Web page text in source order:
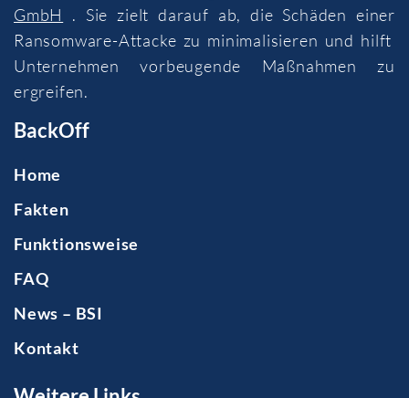
GmbH
. Sie zielt darauf ab, die Schäden einer
Ransomware-Attacke zu minimalisieren und hilft
Unternehmen vorbeugende Maßnahmen zu
ergreifen.
BackOff
Home
Fakten
Funktionsweise
FAQ
News – BSI
Kontakt